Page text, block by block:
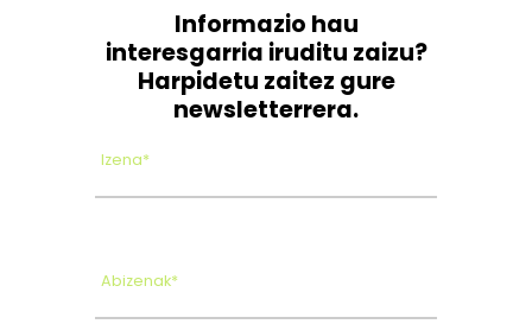
Informazio hau
interesgarria iruditu zaizu?
Harpidetu zaitez gure
newsletterrera.
Izena*
Abizenak*